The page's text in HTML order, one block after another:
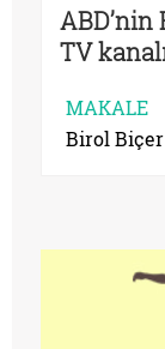
ABD’nin
TV
MAKALE
Birol Biçer